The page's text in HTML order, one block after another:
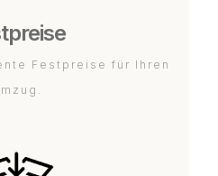
Festpreise für Ihren